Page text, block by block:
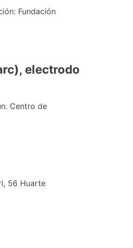
Fundación
electrodo
Centro de
56 Huarte